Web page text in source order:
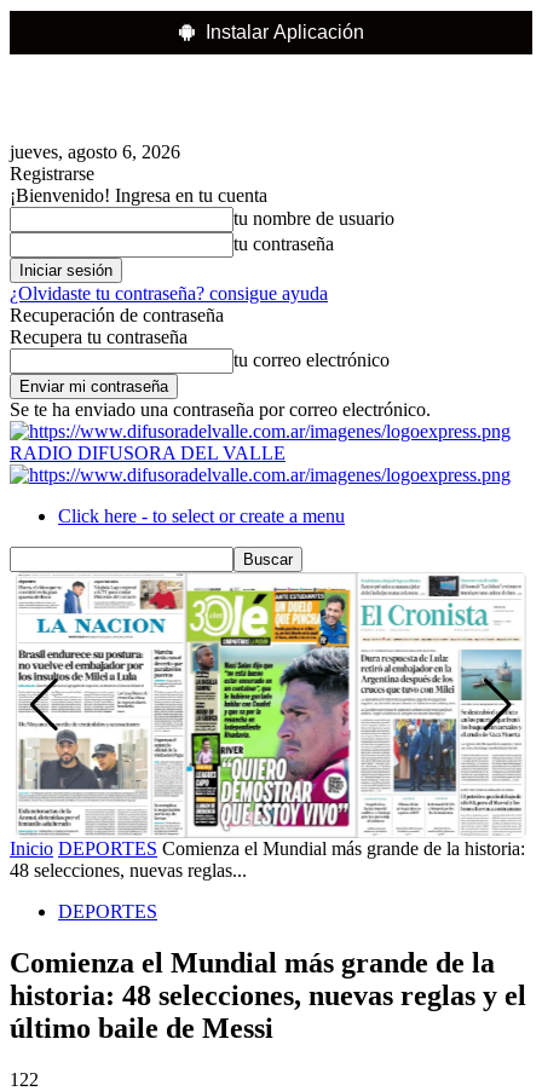
Instalar Aplicación
jueves, agosto 6, 2026
Registrarse
¡Bienvenido! Ingresa en tu cuenta
tu nombre de usuario
tu contraseña
¿Olvidaste tu contraseña? consigue ayuda
Recuperación de contraseña
Recupera tu contraseña
tu correo electrónico
Se te ha enviado una contraseña por correo electrónico.
RADIO DIFUSORA DEL VALLE
Click here - to select or create a menu
Inicio DEPORTES Comienza el Mundial más grande de la historia:
48 selecciones, nuevas reglas...
DEPORTES
Comienza el Mundial más grande de la
historia: 48 selecciones, nuevas reglas y el
último baile de Messi
122